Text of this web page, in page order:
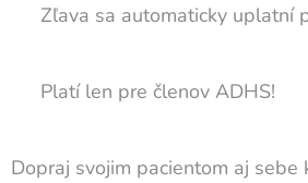
🛒 Zľava sa automaticky uplatní
⚠️ Platí len pre členov ADHS!
Dopraj svojim pacientom aj sebe